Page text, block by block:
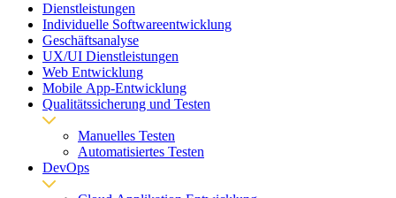
Dienstleistungen
Individuelle Softwareentwicklung
Geschäftsanalyse
UX/UI Dienstleistungen
Web Entwicklung
Mobile App-Entwicklung
Qualitätssicherung und Testen
Manuelles Testen
Automatisiertes Testen
DevOps